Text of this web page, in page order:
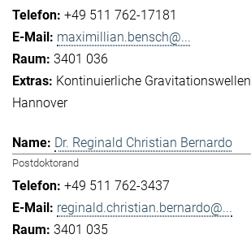
+49 511 762-17181
maximillian.bensch@...
3401 036
Kontinuierliche Gravitationswellen
Hannover
Dr. Reginald Christian Bernardo
Postdoktorand
+49 511 762-3437
reginald.christian.bernardo@...
3401 035